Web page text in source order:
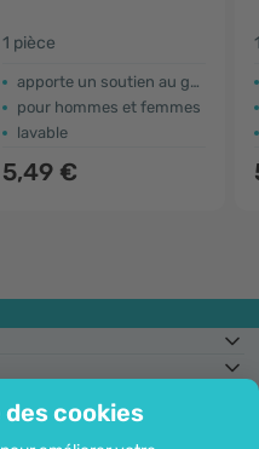
cookies
1 pièce
apporte un soutien au genou
pour hommes et femmes
lavable
5,49 €